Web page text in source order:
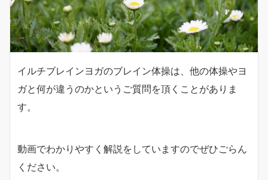
イルチブレインヨガのブレイン体操は、他の体操やヨ
ガと何が違うのかというご質問を頂くことがありま
す。
動画でわかりやすく解説をしていますのでぜひごらん
ください。